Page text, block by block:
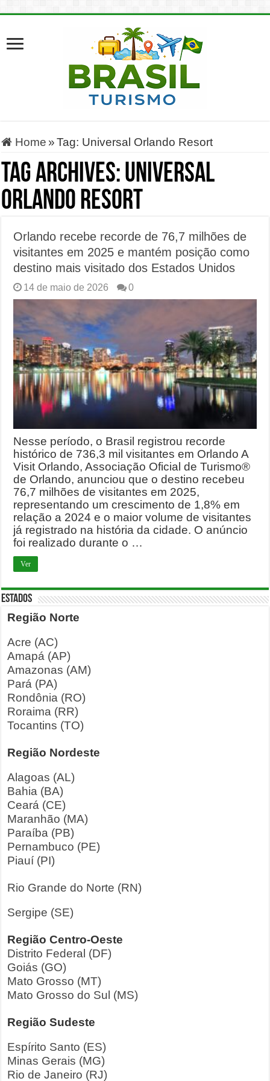
Home » Tag: Universal Orlando Resort
Tag Archives: Universal
Orlando Resort
Orlando recebe recorde de 76,7 milhões de
visitantes em 2025 e mantém posição como
destino mais visitado dos Estados Unidos
14 de maio de 2026 0
Nesse período, o Brasil registrou recorde
histórico de 736,3 mil visitantes em Orlando A
Visit Orlando, Associação Oficial de Turismo®
de Orlando, anunciou que o destino recebeu
76,7 milhões de visitantes em 2025,
representando um crescimento de 1,8% em
relação a 2024 e o maior volume de visitantes
já registrado na história da cidade. O anúncio
foi realizado durante o …
Ver
ESTADOS
Região Norte
Acre (AC)
Amapá (AP)
Amazonas (AM)
Pará (PA)
Rondônia (RO)
Roraima (RR)
Tocantins (TO)
Região Nordeste
Alagoas (AL)
Bahia (BA)
Ceará (CE)
Maranhão (MA)
Paraíba (PB)
Pernambuco (PE)
Piauí (PI)
Rio Grande do Norte (RN)
Sergipe (SE)
Região Centro-Oeste
Distrito Federal (DF)
Goiás (GO)
Mato Grosso (MT)
Mato Grosso do Sul (MS)
Região Sudeste
Espírito Santo (ES)
Minas Gerais (MG)
Rio de Janeiro (RJ)